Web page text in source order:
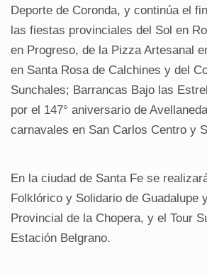
Deporte de Coronda, y continúa el
las fiestas provinciales del Sol en
en Progreso, de la Pizza Artesanal
en Santa Rosa de Calchines y del
Sunchales; Barrancas Bajo las
por el 147° aniversario de
carnavales en San Carlos Centro y
En la ciudad de Santa Fe se
Folklórico y Solidario de Guadalupe
Provincial de la Chopera, y el Tour
Estación Belgrano.